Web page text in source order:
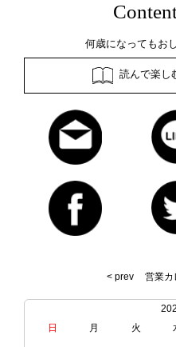
何歳になってもお
読んで楽し
< prev 営業カ
日
月 火